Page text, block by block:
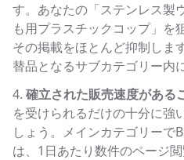
す。あなたの「ステンレス製
も用プラスチックコップ」
その掲載をほとんど抑制しま
替品となるサブカテゴリー内
確立された販売速度がある
を受けられるだけの十分に強
しょう。メインカテゴリーで
は、1日あたり数件のページ